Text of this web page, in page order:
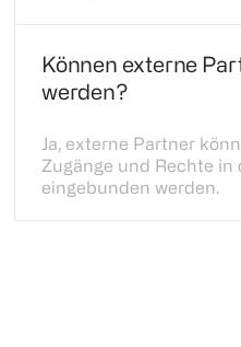
Können externe
werden?
Ja, externe Partner
Zugänge und Rechte
eingebunden werden.